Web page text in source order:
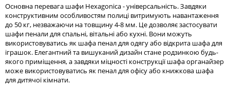
Основна перевага шафи Hexagonica - універсальність. Завдяки
конструктивним особливостям полиці витримують навантаження
до 50 кг, незважаючи на товщину 4-8 мм. Це дозволяє застосувати
шафи пенали для спальні, вітальні або кухні. Вони можуть
використовуватись як шафа пенал для одягу або відкрита шафа для
іграшок. Елегантний та вишуканий дизайн стане родзинкою будь-
якого приміщення, а завдяки міцності конструкції шафа органайзер
може використовуватись як пенал для офісу або книжкова шафа
для дитячої кімнати.